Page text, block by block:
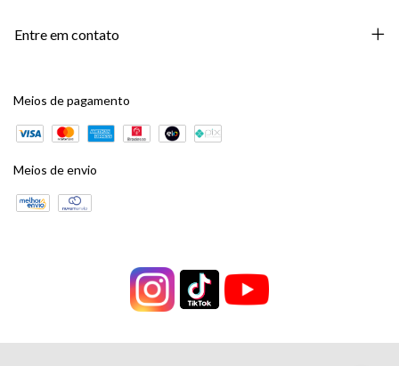
Entre em contato
Meios de pagamento
Meios de envio